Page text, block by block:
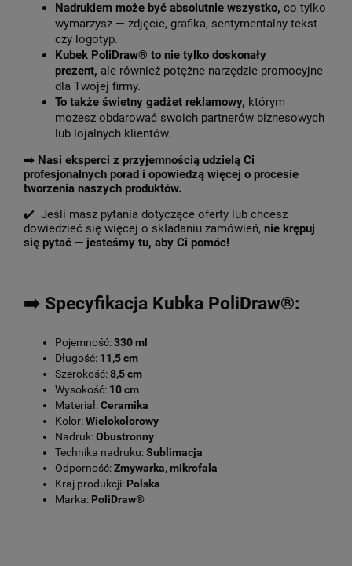
Nadrukiem może być absolutnie wszystko, co tylko
wymarzysz — zdjęcie, grafika, sentymentalny tekst
czy logotyp.
Kubek PoliDraw® to nie tylko doskonały
prezent, ale również potężne narzędzie promocyjne
dla Twojej firmy.
To także świetny gadżet reklamowy, którym
możesz obdarować swoich partnerów biznesowych
lub lojalnych klientów.
➡️ Nasi eksperci z przyjemnością udzielą Ci
profesjonalnych porad i opowiedzą więcej o procesie
tworzenia naszych produktów.
✔️ Jeśli masz pytania dotyczące oferty lub chcesz
dowiedzieć się więcej o składaniu zamówień, nie krępuj
się pytać — jesteśmy tu, aby Ci pomóc!
➡️ Specyfikacja Kubka PoliDraw®:
Pojemność:330 ml
Długość: 11,5 cm
Szerokość:8,5 cm
Wysokość: 10 cm
Materiał:Ceramika
Kolor:Wielokolorowy
Nadruk:Obustronny
Technika nadruku:Sublimacja
Odporność:Zmywarka, mikrofala
Kraj produkcji: Polska
Marka: PoliDraw®